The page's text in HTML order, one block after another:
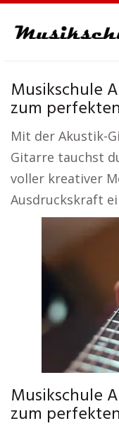
Musikschule
zum
Mit der Akustik-
Gitarre tauchst
voller kreativer
Ausdruckskraft
Musikschule
zum